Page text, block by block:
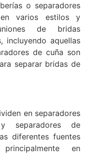
o separadores
varios estilos y
de bridas
incluyendo aquellas
de cuña son
separar bridas de
en separadores
separadores de
diferentes fuentes
en